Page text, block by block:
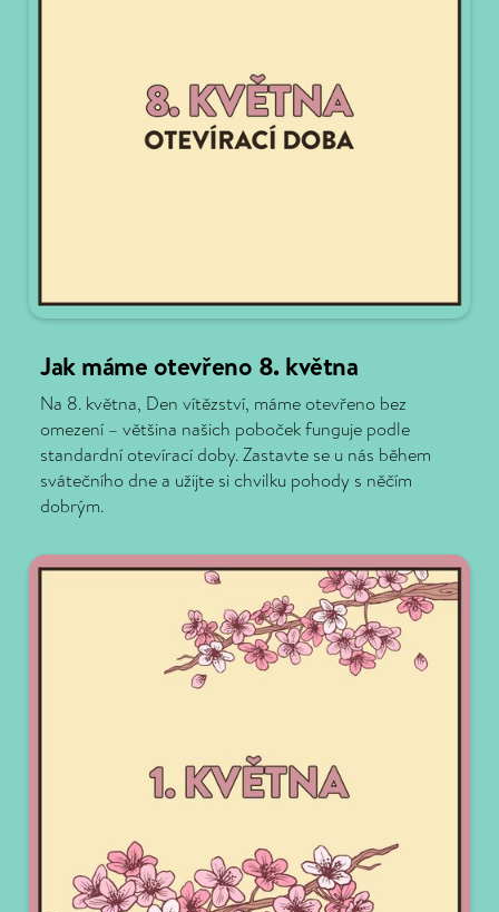
Jak máme otevřeno 8. května
Na 8. května, Den vítězství, máme otevřeno bez
omezení – většina našich poboček funguje podle
standardní otevírací doby. Zastavte se u nás během
svátečního dne a užijte si chvilku pohody s něčím
dobrým.